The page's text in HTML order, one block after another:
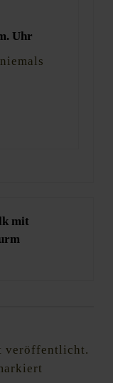
Uhr
mit
veröffentlicht.